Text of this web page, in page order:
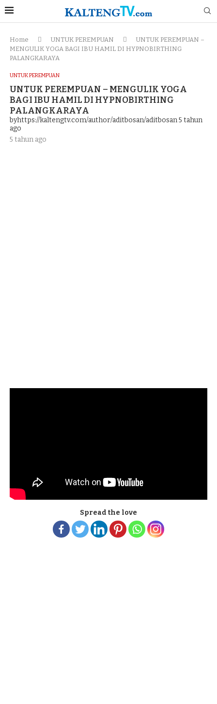
Home UNTUK PEREMPUAN
UNTUK PEREMPUAN –
MENGULIK YOGA BAGI IBU HAMIL DI HYPNOBIRTHING
PALANGKARAYA
UNTUK PEREMPUAN
UNTUK PEREMPUAN – MENGULIK YOGA
BAGI IBU HAMIL DI HYPNOBIRTHING
PALANGKARAYA
byhttps://kaltengtv.com/author/aditbosan/aditbosan5 tahun
ago
5 tahun ago
Spread the love